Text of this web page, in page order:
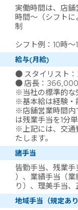
実働時間は、店
時間～（シフト
制
シフト例：10時
給与(月給)
● スタイリスト
● 店長：
※当社の標準的な
※基本給は経験・
※店舗営業時間内
は残業手当を1分
※上記には、交通
たします。
諸手当
皆勤手当、残業
）、業績手当（
り）、理美手当
地域手当（規定あり